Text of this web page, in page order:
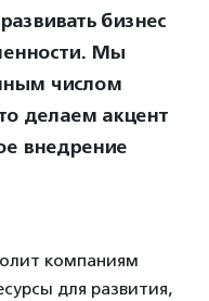
бизнес
Мы
числом
делаем акцент
внедрение
компаниям
для развития,